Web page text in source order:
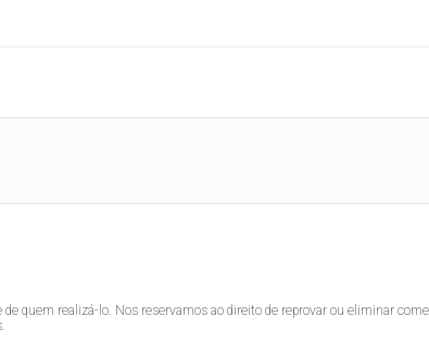
quem realizá-lo. Nos reservamos ao direito de reprovar ou eliminar